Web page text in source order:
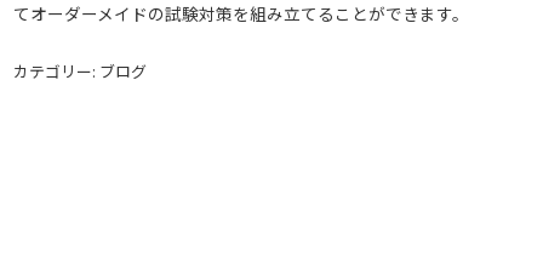
てオーダーメイドの試験対策を組み立てることができます。
カテゴリー: ブログ